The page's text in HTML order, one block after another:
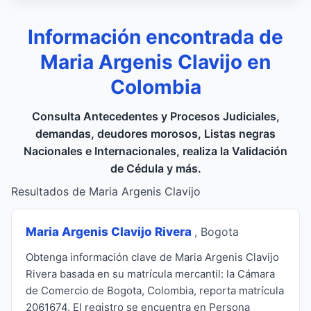
Información encontrada de
Maria Argenis Clavijo en
Colombia
Consulta Antecedentes y Procesos Judiciales,
demandas, deudores morosos, Listas negras
Nacionales e Internacionales, realiza la Validación
de Cédula y más.
Resultados de Maria Argenis Clavijo
Maria Argenis Clavijo Rivera , Bogota
Obtenga información clave de Maria Argenis Clavijo
Rivera basada en su matrícula mercantil: la Cámara
de Comercio de Bogota, Colombia, reporta matrícula
2061674. El registro se encuentra en Persona